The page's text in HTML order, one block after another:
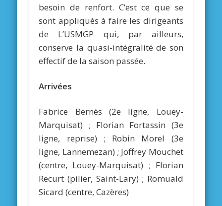
besoin de renfort. C’est ce que se
sont appliqués à faire les dirigeants
de L’USMGP qui, par ailleurs,
conserve la quasi-intégralité de son
effectif de la saison passée.
Arrivées
Fabrice Bernès (2e ligne, Louey-
Marquisat) ; Florian Fortassin (3e
ligne, reprise) ; Robin Morel (3e
ligne, Lannemezan) ; Joffrey Mouchet
(centre, Louey-Marquisat) ; Florian
Recurt (pilier, Saint-Lary) ; Romuald
Sicard (centre, Cazères)